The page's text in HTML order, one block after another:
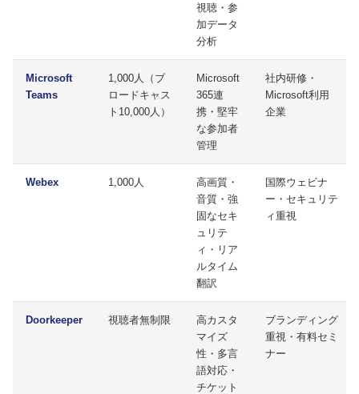
視聴・参
加データ
分析
Microsoft
Teams
1,000人（ブ
ロードキャス
ト10,000人）
Microsoft
365連
携・堅牢
な参加者
管理
社内研修・
Microsoft利用
企業
Webex 1,000人
高画質・
音質・強
固なセキ
ュリテ
ィ・リア
ルタイム
翻訳
国際ウェビナ
ー・セキュリテ
ィ重視
Doorkeeper 視聴者無制限
高カスタ
マイズ
性・多言
語対応・
チケット
ブランディング
重視・有料セミ
ナー